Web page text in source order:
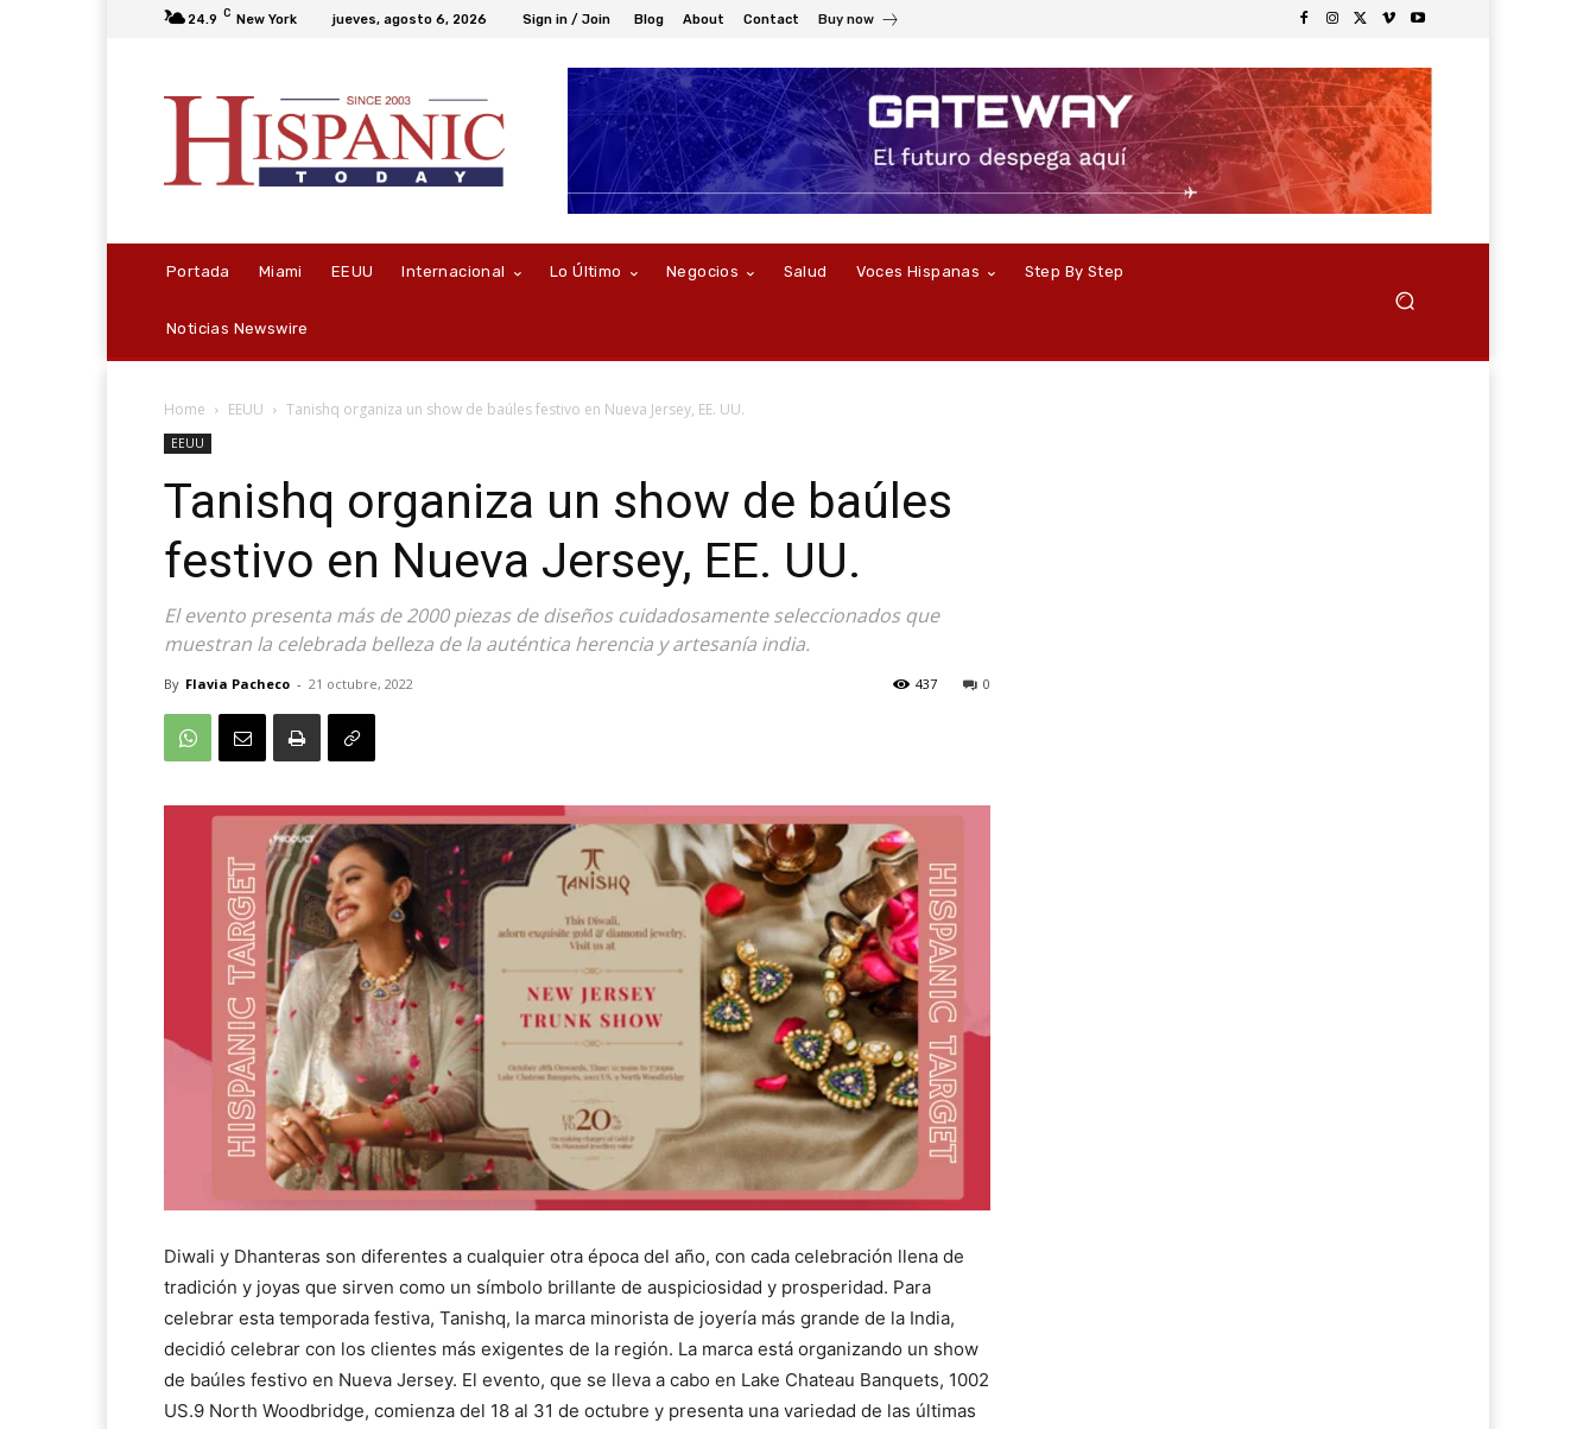
24.9 C New York jueves, agosto 6, 2026 Sign in / Join Blog About Contact Buy now
Portada Miami EEUU Internacional Lo Último Negocios Salud Voces Hispanas Step By Step
Noticias Newswire
Home EEUU Tanishq organiza un show de baúles festivo en Nueva Jersey, EE. UU.
EEUU
Tanishq organiza un show de baúles
festivo en Nueva Jersey, EE. UU.
El evento presenta más de 2000 piezas de diseños cuidadosamente seleccionados que
muestran la celebrada belleza de la auténtica herencia y artesanía india.
By Flavia Pacheco - 21 octubre, 2022 0
437
Diwali y Dhanteras son diferentes a cualquier otra época del año, con cada celebración llena de
tradición y joyas que sirven como un símbolo brillante de auspiciosidad y prosperidad. Para
celebrar esta temporada festiva, Tanishq, la marca minorista de joyería más grande de la India,
decidió celebrar con los clientes más exigentes de la región. La marca está organizando un show
de baúles festivo en Nueva Jersey. El evento, que se lleva a cabo en Lake Chateau Banquets, 1002
US.9 North Woodbridge, comienza del 18 al 31 de octubre y presenta una variedad de las últimas